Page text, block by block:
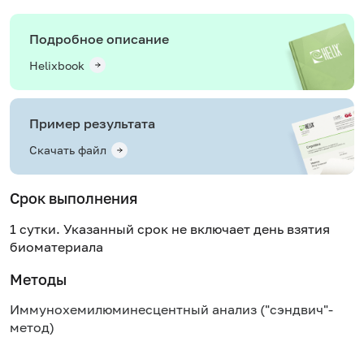
Подробное описание
Helixbook
Пример результата
Скачать файл
Срок выполнения
1 сутки. Указанный срок не включает день взятия
биоматериала
Методы
Иммунохемилюминесцентный анализ ("сэндвич"-
метод)